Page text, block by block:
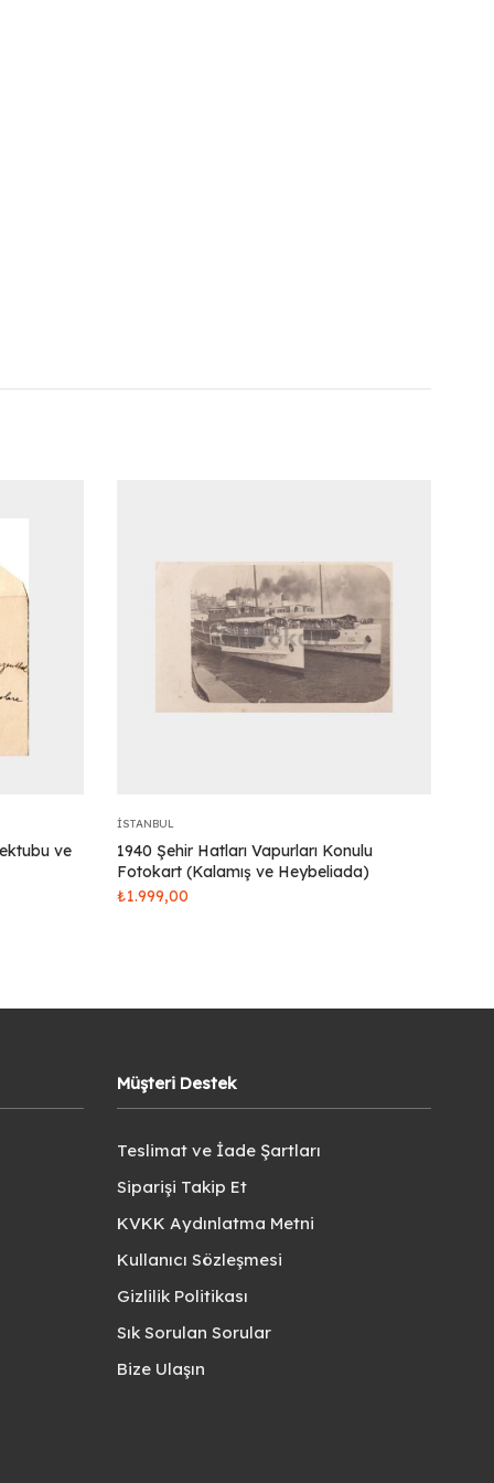
ve
İSTANBUL
1940 Şehir Hatları Vapurları Konulu
Fotokart (Kalamış ve Heybeliada)
₺1.999,00
Müşteri Destek
Teslimat ve İade Şartları
Siparişi Takip Et
KVKK Aydınlatma Metni
Kullanıcı Sözleşmesi
Gizlilik Politikası
Sık Sorulan Sorular
Bize Ulaşın